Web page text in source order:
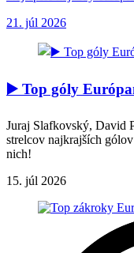
21. júl 2026
▶️ Top góly
Juraj Slafkovský, David
strelcov najkrajších
nich!
15. júl 2026